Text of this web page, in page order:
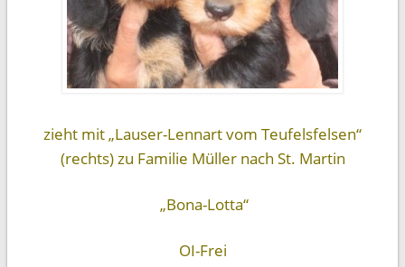
zieht mit „Lauser-Lennart vom Teufelsfelsen“
(rechts) zu Familie Müller nach St. Martin
„Bona-Lotta“
OI-Frei